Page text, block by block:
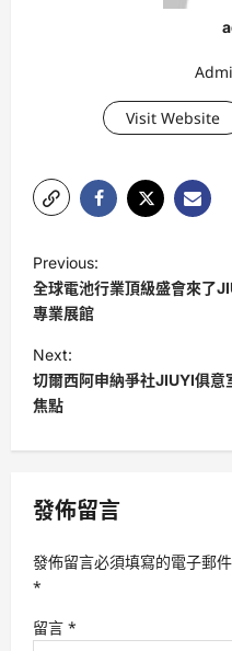
Visit Website
o
s
t
n
a
v
g
a
t
i
Previous:
全球電池行業頂級盛會來了
專業展館
Next:
切爾西阿申納爭社JIUYI俱意
焦點
發佈留言
發佈留言必須填寫的電子郵
*
留言 *